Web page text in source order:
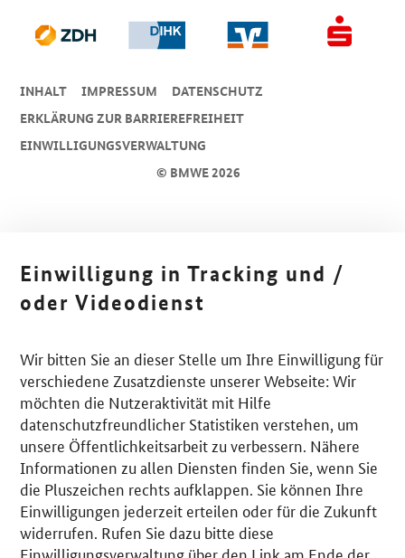
© BMWE 2026
INHALT IMPRESSUM
DA­TEN­SCHUTZ
ERKLÄRUNG ZUR BARRIEREFREIHEIT
EINWILLIGUNGSVERWALTUNG
Einwilligung in Tracking und /
oder Videodienst
Wir bitten Sie an dieser Stelle um Ihre Einwilligung für
verschiedene Zusatzdienste unserer Webseite: Wir
möchten die Nutzeraktivität mit Hilfe
datenschutzfreundlicher Statistiken verstehen, um
unsere Öffentlichkeitsarbeit zu verbessern. Nähere
Informationen zu allen Diensten finden Sie, wenn Sie
die Pluszeichen rechts aufklappen. Sie können Ihre
Einwilligungen jederzeit erteilen oder für die Zukunft
widerrufen. Rufen Sie dazu bitte diese
Einwilligungsverwaltung über den Link am Ende der